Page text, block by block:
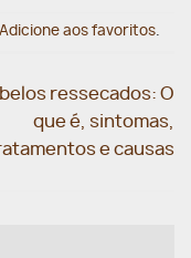
Adicione aos favoritos.
ressecados: O
que é, sintomas,
e causas